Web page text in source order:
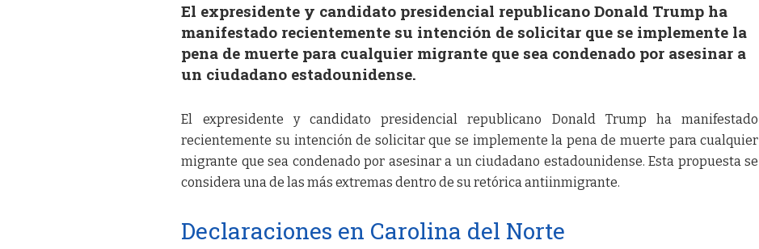
El expresidente y candidato presidencial republicano Donald Trump ha
manifestado recientemente su intención de solicitar que se implemente la
pena de muerte para cualquier migrante que sea condenado por asesinar a
un ciudadano estadounidense.
El expresidente y candidato presidencial republicano Donald Trump ha manifestado
recientemente su intención de solicitar que se implemente la pena de muerte para cualquier
migrante que sea condenado por asesinar a un ciudadano estadounidense. Esta propuesta se
considera una de las más extremas dentro de su retórica antiinmigrante.
Declaraciones en Carolina del Norte